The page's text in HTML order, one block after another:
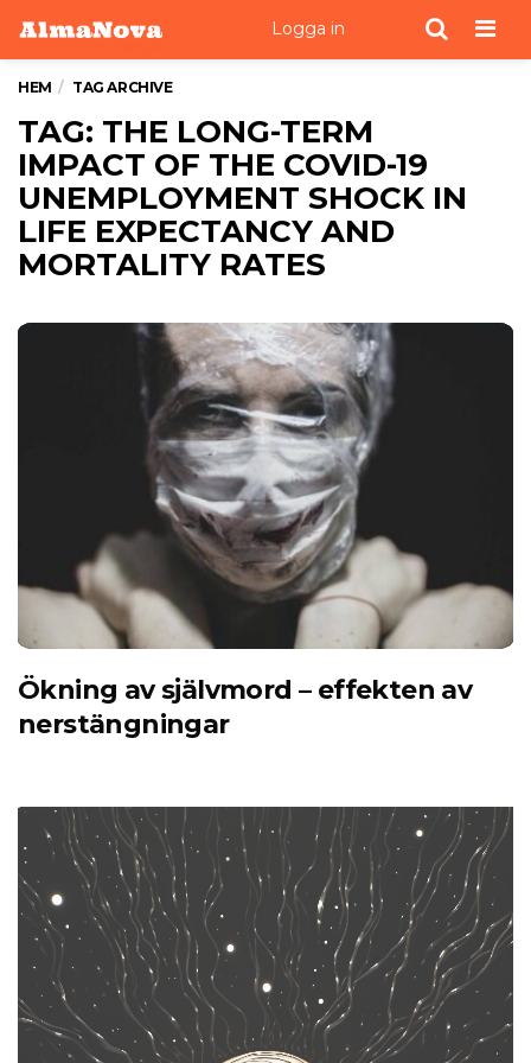
Logga in
HEM TAG ARCHIVE
TAG: THE LONG-TERM
IMPACT OF THE COVID-19
UNEMPLOYMENT SHOCK IN
LIFE EXPECTANCY AND
MORTALITY RATES
Ökning av självmord – effekten av
nerstängningar